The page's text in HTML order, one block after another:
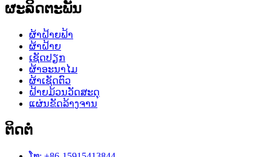
ຜະລິດຕະພັນ
ຜ້າຝ້າຍຟ້າ
ຜ້າຝ້າຍ
ເຊັດປຽກ
ຜ້າອະນາໄມ
ຜ້າເຊັດຕົວ
ຝ້າຍມ້ວນວັດສະດຸ
ແຜ່ນຂັດລ້າງຈານ
ຕິດຕໍ່